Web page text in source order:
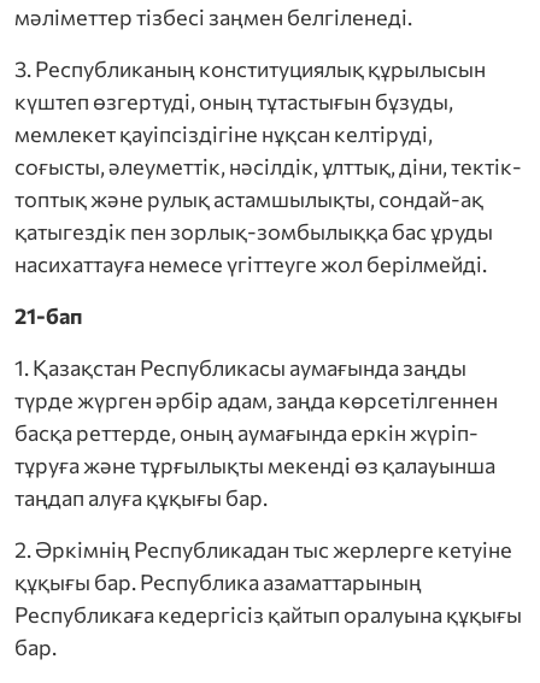
мәліметтер тізбесі заңмен белгіленеді.
3. Республиканың конституциялық құрылысын
күштеп өзгертуді, оның тұтастығын бұзуды,
мемлекет қауіпсіздігіне нұқсан келтіруді,
соғысты, әлеуметтік, нәсілдік, ұлттық, діни, тектік-
топтық және рулық астамшылықты, сондай-ақ
қатыгездік пен зорлық-зомбылыққа бас ұруды
насихаттауға немесе үгіттеуге жол берілмейді.
21-бап
1. Қазақстан Республикасы аумағында заңды
түрде жүрген әрбір адам, заңда көрсетілгеннен
басқа реттерде, оның аумағында еркін жүріп-
тұруға және тұрғылықты мекенді өз қалауынша
таңдап алуға құқығы бар.
2. Әркімнің Республикадан тыс жерлерге кетуіне
құқығы бар. Республика азаматтарының
Республикаға кедергісіз қайтып оралуына құқығы
бар.